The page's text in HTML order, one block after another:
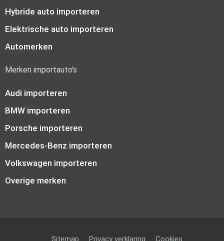
Hybride auto importeren
Elektrische auto importeren
Automerken
Merken importauto's
Audi importeren
BMW importeren
Porsche importeren
Mercedes-Benz importeren
Volkswagen importeren
Overige merken
Sitemap Privacy verklaring Cookies